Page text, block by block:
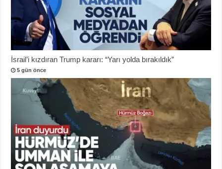
İsrail’i kızdıran Trump kararı: “Yarı yolda bırakıldık”
5 gün önce